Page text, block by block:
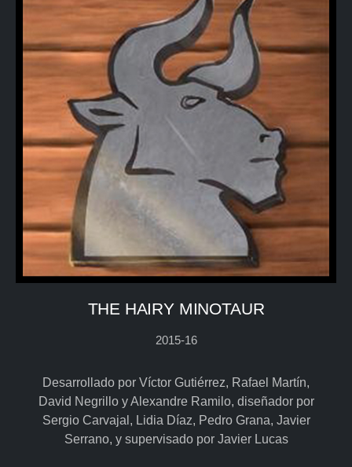
THE HAIRY MINOTAUR
2015-16
Desarrollado por Víctor Gutiérrez, Rafael Martín,
David Negrillo y Alexandre Ramilo, diseñador por
Sergio Carvajal, Lidia Díaz, Pedro Grana, Javier
Serrano, y supervisado por Javier Lucas